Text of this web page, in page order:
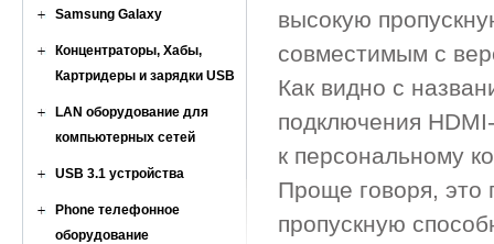
Samsung Galaxy
Концентраторы, Хабы,
Картридеры и зарядки USB
LAN оборудование для
компьютерных сетей
USB 3.1 устройства
Phone телефонное
оборудование
высокую
совместимым с
Как видно с
подключения
к персональному
Проще говоря, это
пропускную